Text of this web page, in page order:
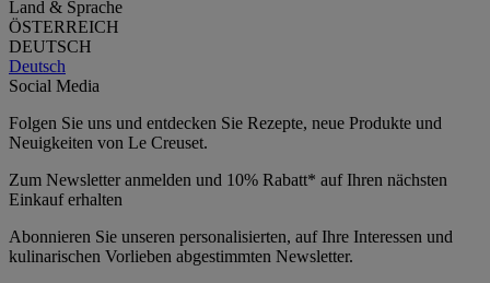
Land & Sprache
ÖSTERREICH
DEUTSCH
Deutsch
Social Media
Folgen Sie uns und entdecken Sie Rezepte, neue Produkte und
Neuigkeiten von Le Creuset.
Zum Newsletter anmelden und 10% Rabatt* auf Ihren nächsten
Einkauf erhalten
Abonnieren Sie unseren personalisierten, auf Ihre Interessen und
kulinarischen Vorlieben abgestimmten Newsletter.